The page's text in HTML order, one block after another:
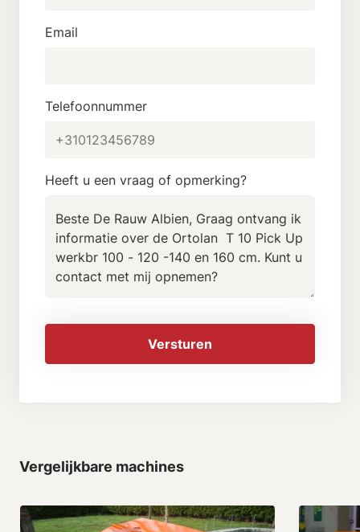
Email
Telefoonnummer
Heeft u een vraag of opmerking?
Versturen
Vergelijkbare machines